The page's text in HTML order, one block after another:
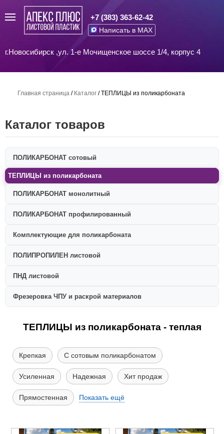
+7 (383) 363-62-42
Написать в MAX
г.Новосибирск ,ул. 1-е Мочищенское шоссе 1/4, корпус 4
Главная страница / Каталог /ТЕПЛИЦЫ из поликарбоната
Каталог товаров
ПОЛИКАРБОНАТ сотовый
ТЕПЛИЦЫ из поликарбоната
ПОЛИКАРБОНАТ монолитный
ПОЛИКАРБОНАТ профилированный
Комплектующие для поликарбоната
ПОЛИПРОПИЛЕН листовой
ПНД листовой
Фрезеровка ЧПУ и раскрой материалов
ТЕПЛИЦЫ из поликарбоната - теплая
Крепкая С сотовым поликарбонатом
Усиленная Надежная Хит продаж
Прямостенная Показать ещё